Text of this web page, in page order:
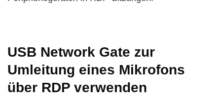
USB Network Gate zur
Umleitung eines Mikrofons
über RDP verwenden